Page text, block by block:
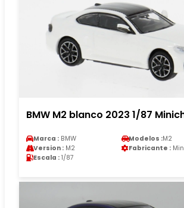
BMW M2 blanco 2023 1/87
Marca : BMW Modelos :M2
Version : M2 Fabricante :
Escala : 1/87